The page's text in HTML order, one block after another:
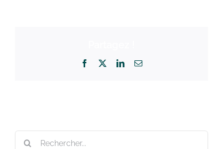
Facebook LinkedInEmail